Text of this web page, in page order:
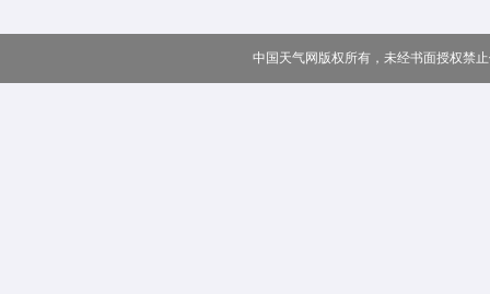
中国天气网版权所有，未经书面授权